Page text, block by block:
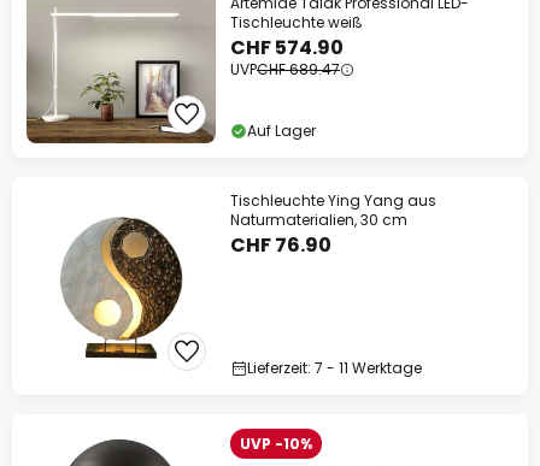
Tischleuchte weiß
CHF 574.90
UVPCHF 689.47
Auf Lager
Tischleuchte Ying Yang aus
Naturmaterialien, 30 cm
CHF 76.90
Lieferzeit: 7 - 11 Werktage
UVP -10%